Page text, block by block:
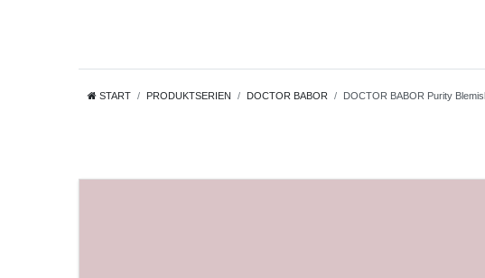
START PRODUKTSERIEN DOCTOR BABOR DOCTOR BABOR Purity